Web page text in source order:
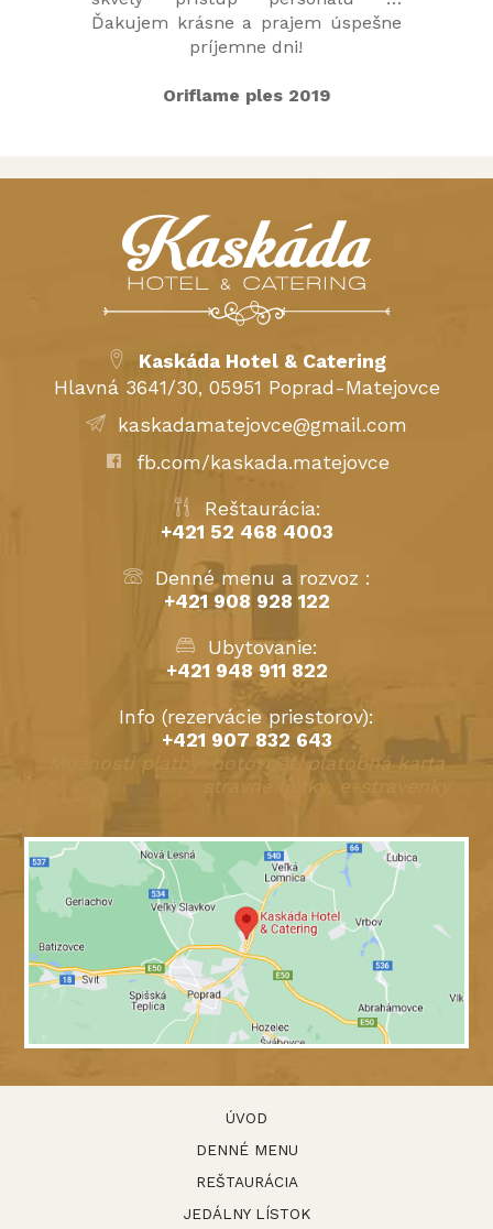
Ďakujem krásne a prajem úspešne
príjemne dni!
Oriflame ples 2019
Kaskáda Hotel & Catering
Hlavná 3641/30, 05951 Poprad-Matejovce
kaskadamatejovce@gmail.com
fb.com/kaskada.matejovce
Reštaurácia:
+421 52 468 4003
Denné menu a rozvoz :
+421 908 928 122
Ubytovanie:
+421 948 911 822
Info (rezervácie priestorov):
+421 907 832 643
Možnosti platby: hotovosť, platobná karta
stravné lístky, e-stravenky
ÚVOD
DENNÉ MENU
REŠTAURÁCIA
JEDÁLNY LÍSTOK